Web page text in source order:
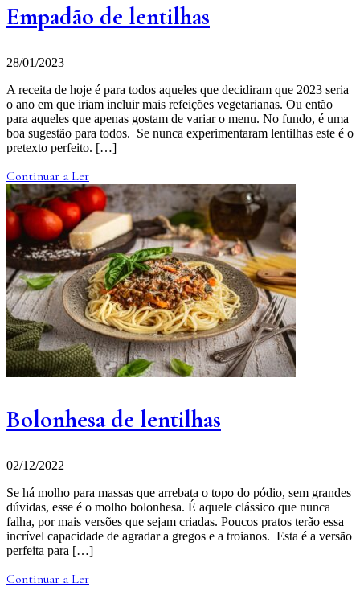
Empadão de lentilhas
28/01/2023
A receita de hoje é para todos aqueles que decidiram que 2023 seria
o ano em que iriam incluir mais refeições vegetarianas. Ou então
para aqueles que apenas gostam de variar o menu. No fundo, é uma
boa sugestão para todos. Se nunca experimentaram lentilhas este é o
pretexto perfeito. […]
Continuar a Ler
Bolonhesa de lentilhas
02/12/2022
Se há molho para massas que arrebata o topo do pódio, sem grandes
dúvidas, esse é o molho bolonhesa. É aquele clássico que nunca
falha, por mais versões que sejam criadas. Poucos pratos terão essa
incrível capacidade de agradar a gregos e a troianos. Esta é a versão
perfeita para […]
Continuar a Ler